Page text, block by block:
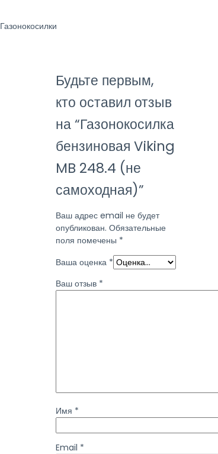
Будьте первым,
кто оставил отзыв
на “Газонокосилка
бензиновая Viking
MB 248.4 (не
самоходная)”
Ваш адрес email не будет
опубликован. Обязательные
поля помечены *
Ваша оценка *
Ваш отзыв *
Имя *
Email *
Газонокосилки